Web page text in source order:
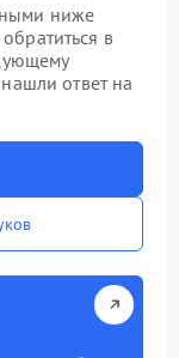
ниже
в
ответ на